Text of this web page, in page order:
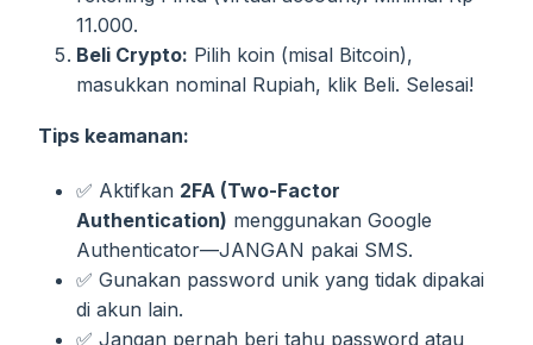
11.000.
Beli Crypto: Pilih koin (misal Bitcoin),
masukkan nominal Rupiah, klik Beli. Selesai!
Tips keamanan:
✅ Aktifkan 2FA (Two-Factor
Authentication) menggunakan Google
Authenticator—JANGAN pakai SMS.
✅ Gunakan password unik yang tidak dipakai
di akun lain.
✅ Jangan pernah beri tahu password atau